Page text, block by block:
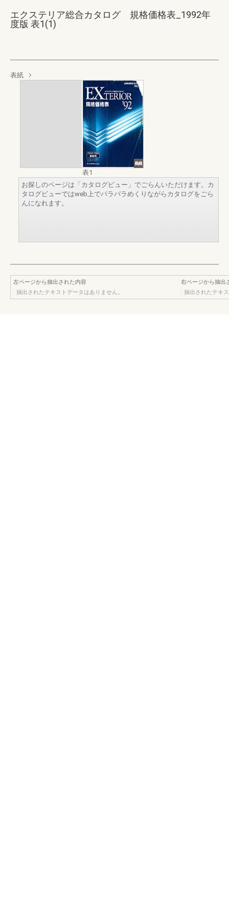
エクステリア総合カタログ 規格価格表_1992年
度版 表1(1)
表紙
表1
お探しのページは「カタログビュー」でごらんいただけます。カ
タログビューではweb上でパラパラめくりながらカタログをごら
んになれます。
左ページから抽出された内容
抽出されたテキストデータはありません。
右ページから抽出
抽出されたテキ